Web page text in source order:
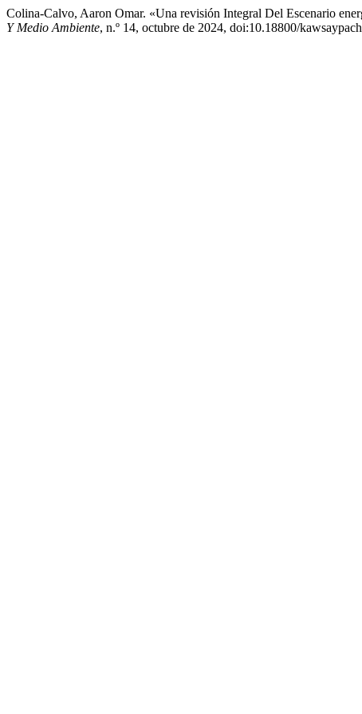
Colina-Calvo, Aaron Omar. «Una revisión Integral Del Escenario
Y Medio Ambiente, n.º 14, octubre de 2024, doi:10.18800/